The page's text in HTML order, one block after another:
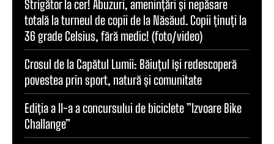
Strigător la cer! Abuzuri, amenințări și nepăsare
totală la turneul de copii de la Năsăud. Copii ținuți la
36 grade Celsius, fără medic! (foto/video)
Crosul de la Capătul Lumii: Băiuțul își redescoperă
povestea prin sport, natură și comunitate
Ediția a II-a a concursului de biciclete ”Izvoare Bike
Challange”